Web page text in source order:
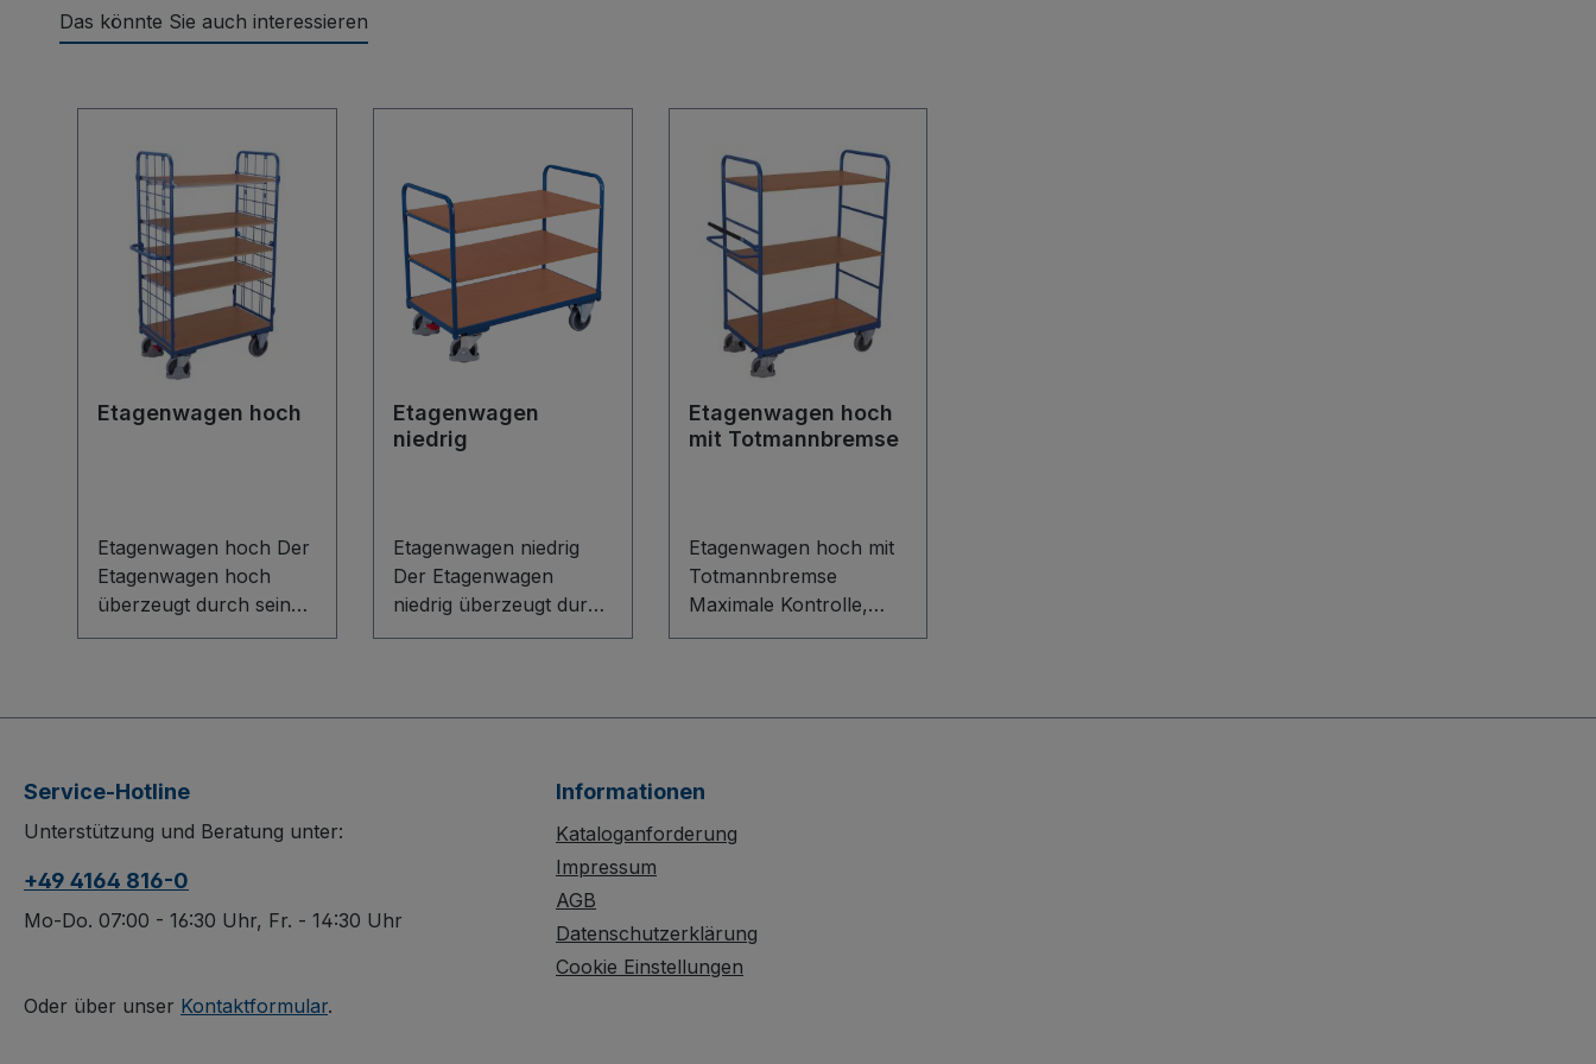
Das könnte Sie auch interessieren
Etagenwagen hoch
Etagenwagen hoch Der
Etagenwagen hoch
überzeugt durch sein
flexibles Baukasten-
und verschraubten,
Holzwerkstoff-Böden,
optional variabel
Einlegeböden im 120-
mm-Raster und
und Sicherheit. Die
Etagenwagen
niedrig
Etagenwagen niedrig
Der Etagenwagen
niedrig überzeugt durch
ein flexibles Baukasten-
robusten Etagenböden
Die Böden lassen sich
bequem einhängen und
variabel herausnehmen.
oberflächengeschützte,
schlag- und kratzfeste
Konstruktion sorgt für
Etagenwagen hoch
mit Totmannbremse
Etagenwagen hoch mit
Totmannbremse
Maximale Kontrolle,
flexible Ordnung: Der
überzeugt durch sein
L-Profil-Boden und
variabel einhängbaren
Totmannsteuerung und
zusätzlichem Griffbügel
Service-Hotline
Unterstützung und Beratung unter:
+49 4164 816-0
Mo-Do. 07:00 - 16:30 Uhr, Fr. - 14:30 Uhr
Oder über unser Kontaktformular.
Informationen
Kataloganforderung
Impressum
AGB
Datenschutzerklärung
Cookie Einstellungen